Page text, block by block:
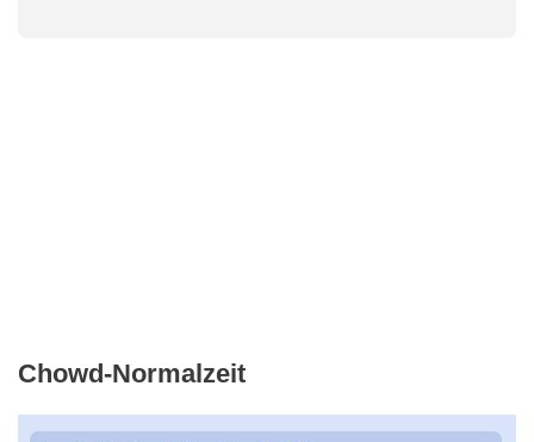
Chowd-Normalzeit